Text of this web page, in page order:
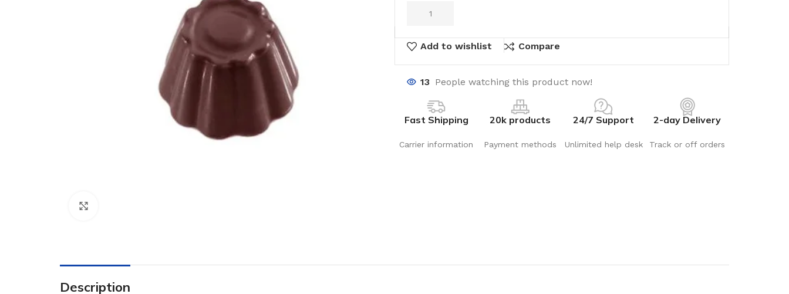
Add to wishlist Compare
13 People watching this product now!
Fast Shipping
Carrier information
20k products
Payment methods
24/7 Support
Unlimited help desk
2-day Delivery
Track or off orders
Description